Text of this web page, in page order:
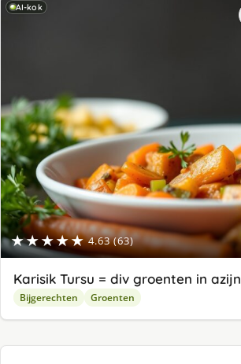
AI-kok
★★★★★ 4.63 (63)
Karisik Tursu = div groenten in azijn
Bijgerechten Groenten